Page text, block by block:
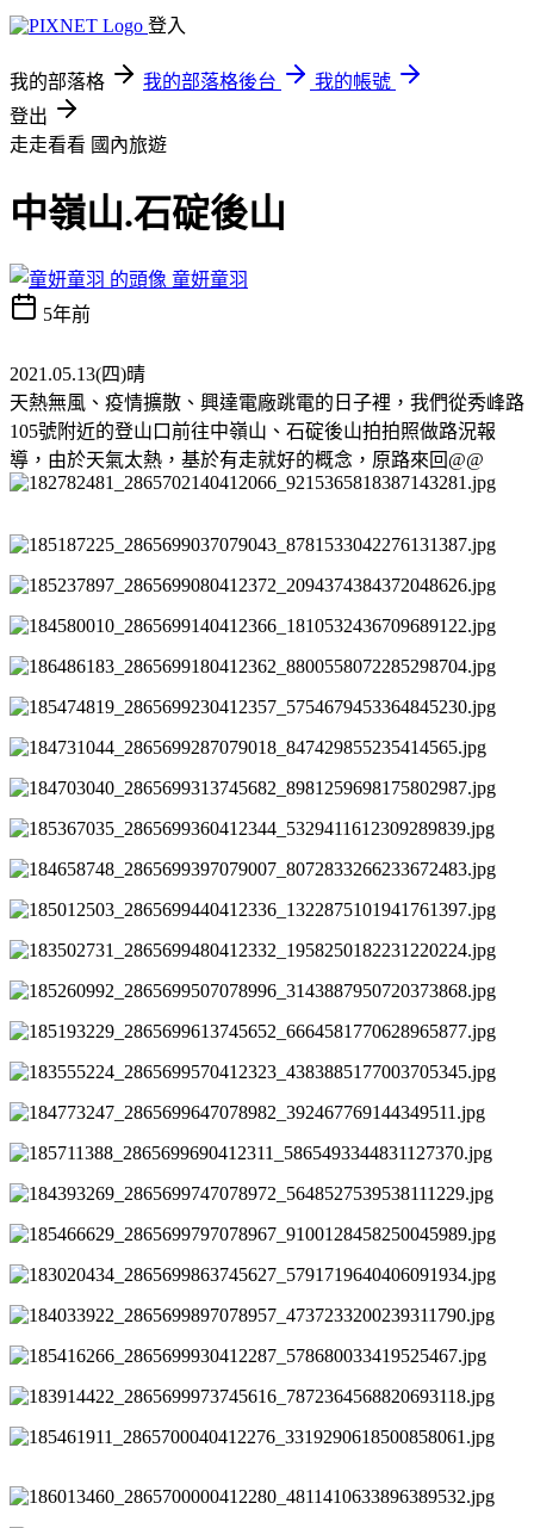
登入
我的部落格 我的部落格後台
我的帳號
登出
走走看看 國內旅遊
中嶺山.石碇後山
童妍童羽
5年前
2021.05.13(四)晴
天熱無風、疫情擴散、興達電廠跳電的日子裡，我們從秀峰路
105號附近的登山口前往中嶺山、石碇後山拍拍照做路況報
導，由於天氣太熱，基於有走就好的概念，原路來回@@